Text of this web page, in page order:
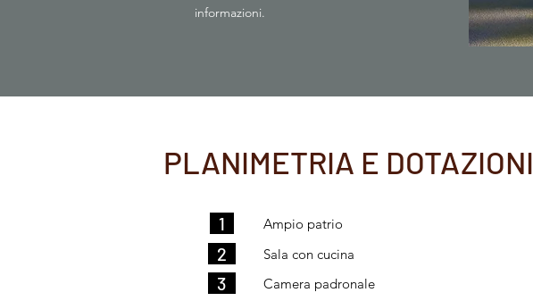
informazioni.
PLANIMETRIA E DOTAZIONI
1
2
3
Ampio patrio
Sala con cucina
Camera padronale